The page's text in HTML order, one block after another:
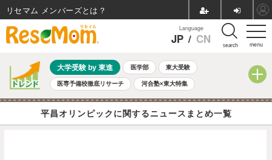
menu
Language
JP / CN search
大学受験 by 東進 医学部 東大受験
医専予備校徹底リサーチ 河合塾×東大特集
親子で考える大学選び 高校受験 中学受験 小学校受験
共通テスト 夏休み 8月開催学校説明会・相談会
平昌オリンピックに関するニュースまとめ一覧
リセマム メンバーズ